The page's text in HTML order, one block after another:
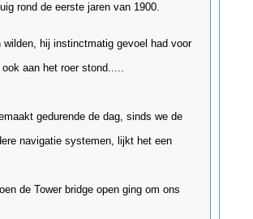
rond de eerste jaren van 1900.
hij instinctmatig gevoel had voor
aan het roer stond.....
gedurende de dag, sinds we de
navigatie systemen, lijkt het een
de Tower bridge open ging om ons